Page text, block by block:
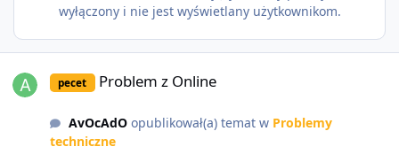
wyłączony i nie jest wyświetlany użytkownikom.
pecet Problem z Online
AvOcAdOopublikował(a) temat w Problemy
techniczne